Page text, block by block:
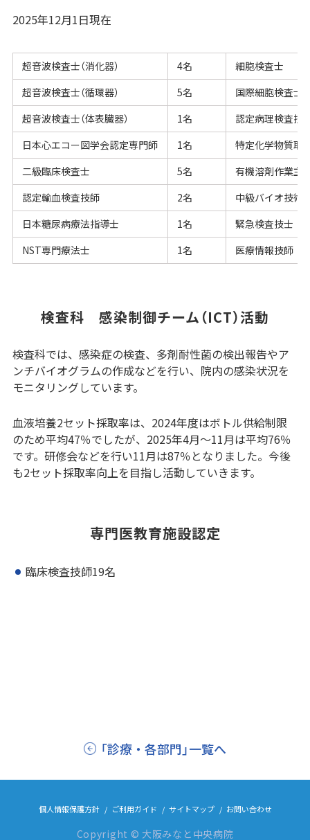
2025年12月1日現在
超音波検査士（消化器） 4名
細胞検査士
超音波検査士（循環器）
5名
国際細胞検査士
超音波検査士（体表臓器）
1名
認定病理検査技
日本心エコー図学会認定専門師
1名
特定化学物質取
二級臨床検査士
5名
有機溶剤作業主
認定輸血検査技師
2名
中級バイオ技術
日本糖尿病療法指導士
1名
緊急検査技士
NST専門療法士
1名 医療情報技師
検査科 感染制御チーム（ICT）活動
検査科では、感染症の検査、多剤耐性菌の検出報告やア
ンチバイオグラムの作成などを行い、院内の感染状況を
モニタリングしています。
血液培養2セット採取率は、2024年度はボトル供給制限
のため平均47％でしたが、2025年4月～11月は平均76％
です。研修会などを行い11月は87％となりました。今後
も2セット採取率向上を目指し活動していきます。
専門医教育施設認定
臨床検査技師19名
「診療・各部門」一覧へ
個人情報保護方針 ご利用ガイド サイトマップ お問い合わせ
Copyright © 大阪みなと中央病院